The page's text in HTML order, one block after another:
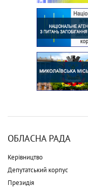
ОБЛАСНА РАДА
Керівництво
Депутатський корпус
Президія